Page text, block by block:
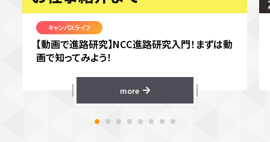
キャンパスライフ
【動画で進路研究】NCC進路研究入門！まずは動
画で知ってみよう！
more